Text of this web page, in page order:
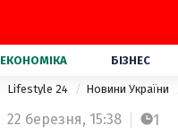
ЕКОНОМІКА БІЗНЕС
Lifestyle 24 Новини України
22 березня, 15:38 1